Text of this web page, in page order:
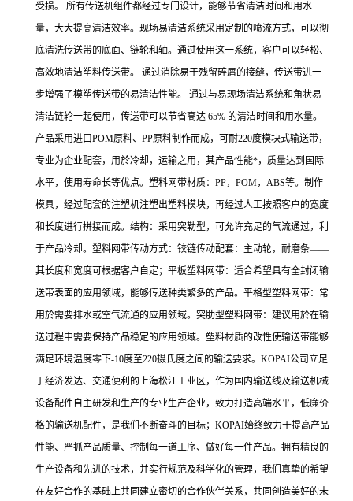
受损。 所有传送机组件都经过专门设计，能够节省清洁时间和用水
量，大大提高清洁效率。现场易清洁系统采用定制的喷流方式，可以彻
底清洗传送带的底面、链轮和轴。通过使用这一系统，客户可以轻松、
高效地清洁塑料传送带。 通过消除易于残留碎屑的接缝，传送带进一
步增强了模塑传送带的易清洁性能。 通过与易现场清洁系统和角状易
清洁链轮一起使用，传送带可以节省高达 65% 的清洁时间和用水量。
产品采用进口POM原料、PP原料制作而成，可耐220度模块式输送带，
专业为企业配套，用於冷却，运输之用，其产品性能*，质量达到国际
水平，使用寿命长等优点。塑料网带材质：PP，POM，ABS等。制作
模具，经过配套的注塑机注塑出塑料模块，再经过人工按照客户的宽度
和长度进行拼接而成。结构：采用突勒型，可允许充足的气流通过，利
于产品冷却。塑料网带传动方式：铰链传动配套：主动轮，耐磨条——
其长度和宽度可根据客户自定；平板塑料网带：适合希望具有全封闭输
送带表面的应用领域，能够传送种类繁多的产品。平格型塑料网带：常
用於需要排水或空气流通的应用领域。突肋型塑料网带：建议用於在输
送过程中需要保持产品稳定的应用领域。塑料材质的改性使输送带能够
满足环境温度零下-10度至220摄氏度之间的输送要求。KOPAI公司立足
于经济发达、交通便利的上海松江工业区，作为国内输送线及输送机械
设备配件自主研发和生产的专业生产企业，致力打造高端水平，低廉价
格的输送机配件，是我们不断奋斗的目标；KOPAI始终致力于提高产品
性能、严抓产品质量、控制每一道工序、做好每一件产品。拥有精良的
生产设备和先进的技术，并实行规范及科学化的管理，我们真挚的希望
在友好合作的基础上共同建立密切的合作伙伴关系，共同创造美好的未